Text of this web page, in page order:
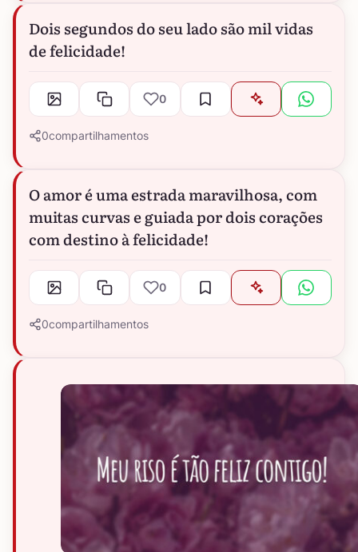
Dois segundos do seu lado são mil vidas
de felicidade!
0
0compartilhamentos
O amor é uma estrada maravilhosa, com
muitas curvas e guiada por dois corações
com destino à felicidade!
0
0compartilhamentos